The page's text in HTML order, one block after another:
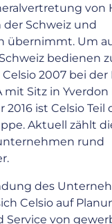
von
Schweiz und
übernimmt. Um
bedienen
2007 bei der
mit Sitz in Yverdon
2016 ist Celsio Teil
Aktuell zählt
rund
des
Celsio auf
Service von